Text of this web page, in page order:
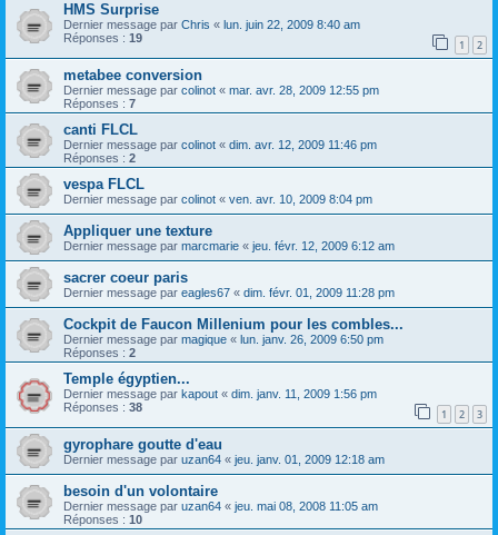
HMS Surprise
Dernier message par Chris « lun. juin 22, 2009 8:40 am
Réponses : 19 1 2
metabee conversion
Dernier message par colinot « mar. avr. 28, 2009 12:55 pm
Réponses : 7
canti FLCL
Dernier message par colinot « dim. avr. 12, 2009 11:46 pm
Réponses : 2
vespa FLCL
Dernier message par colinot « ven. avr. 10, 2009 8:04 pm
Appliquer une texture
Dernier message par marcmarie « jeu. févr. 12, 2009 6:12 am
sacrer coeur paris
Dernier message par eagles67 « dim. févr. 01, 2009 11:28 pm
Cockpit de Faucon Millenium pour les combles...
Dernier message par magique « lun. janv. 26, 2009 6:50 pm
Réponses : 2
Temple égyptien...
Dernier message par kapout « dim. janv. 11, 2009 1:56 pm
Réponses : 38 1 2 3
gyrophare goutte d'eau
Dernier message par uzan64 « jeu. janv. 01, 2009 12:18 am
besoin d'un volontaire
Dernier message par uzan64 « jeu. mai 08, 2008 11:05 am
Réponses : 10